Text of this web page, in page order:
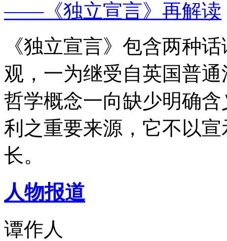
——《独立宣言》再解读
《独立宣言》包含两种
观，一为继受自英国普
哲学概念一向缺少明确
利之重要来源，它不以
长。
人物报道
谭作人